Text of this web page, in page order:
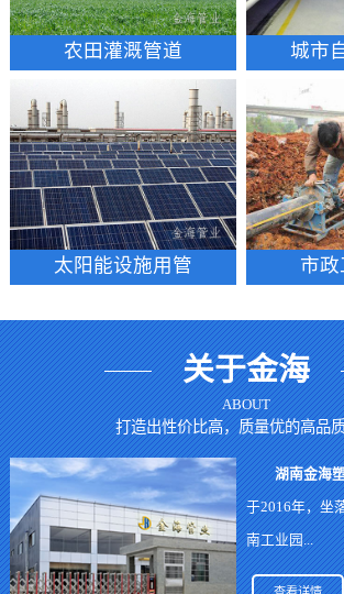
农田灌溉管道 城市
太阳能设施用管 市
关于金海
ABOUT
打造出性价比高，质量优的高品
湖南金海
于2016年，坐
南工业园...
查看详情